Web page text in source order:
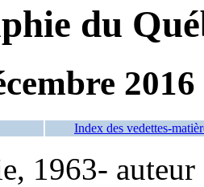
du
2016
Index des vedettes-
1963- auteur